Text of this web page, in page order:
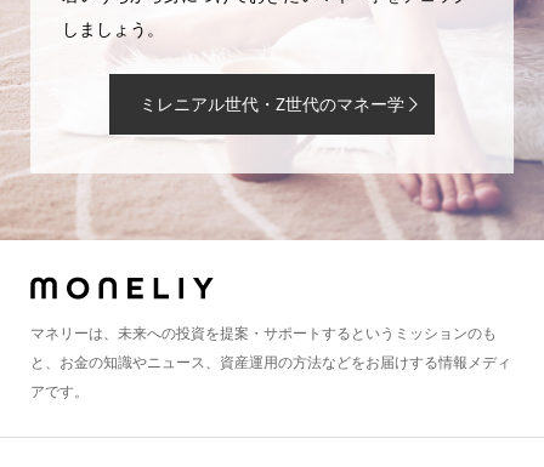
しましょう。
ミレニアル世代・Z世代のマネー学
マネリーは、未来への投資を提案・サポートするというミッションのも
と、お金の知識やニュース、資産運用の方法などをお届けする情報メディ
アです。